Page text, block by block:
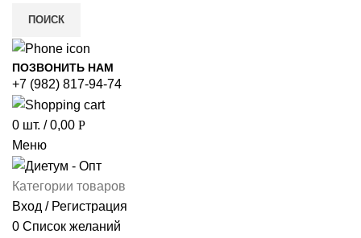
ПОИСК
ПОЗВОНИТЬ НАМ
+7 (982) 817-94-74
0 шт. / 0,00 Р
Меню
Категории товаров
Вход / Регистрация
0 Список желаний